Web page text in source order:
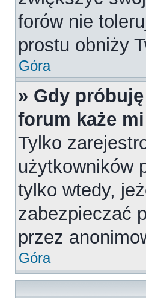
forów nie
prostu obniży
Góra
» Gdy
forum każe
Tylko
użytkowników
tylko wtedy,
zabezpieczać
przez
Góra